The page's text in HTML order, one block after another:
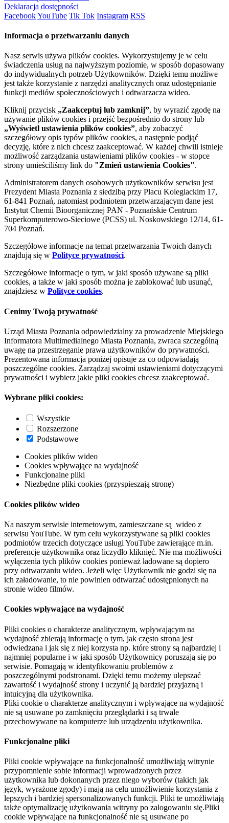
Deklaracja dostępności
FacebookYouTube Tik Tok Instagram RSS
Informacja o przetwarzaniu danych
Nasz serwis używa plików cookies. Wykorzystujemy je w celu
świadczenia usług na najwyższym poziomie, w sposób dopasowany
do indywidualnych potrzeb Użytkowników. Dzięki temu możliwe
jest także korzystanie z narzędzi analitycznych oraz udostępnianie
funkcji mediów społecznościowych i odtwarzacza wideo.
Kliknij przycisk „Zaakceptuj lub zamknij”, by wyrazić zgodę na
używanie plików cookies i przejść bezpośrednio do strony lub
„Wyświetl ustawienia plików cookies”, aby zobaczyć
szczegółowy opis typów plików cookies, a następnie podjąć
decyzję, które z nich chcesz zaakceptować. W każdej chwili istnieje
możliwość zarządzania ustawieniami plików cookies - w stopce
strony umieściliśmy link do "Zmień ustawienia Cookies".
Administratorem danych osobowych użytkowników serwisu jest
Prezydent Miasta Poznania z siedzibą przy Placu Kolegiackim 17,
61-841 Poznań, natomiast podmiotem przetwarzającym dane jest
Instytut Chemii Bioorganicznej PAN - Poznańskie Centrum
Superkomputerowo-Sieciowe (PCSS) ul. Noskowskiego 12/14, 61-
704 Poznań.
Szczegółowe informacje na temat przetwarzania Twoich danych
znajdują się w Polityce prywatności.
Szczegółowe informacje o tym, w jaki sposób używane są pliki
cookies, a także w jaki sposób można je zablokować lub usunąć,
znajdziesz w Polityce cookies.
Cenimy Twoją prywatność
Urząd Miasta Poznania odpowiedzialny za prowadzenie Miejskiego
Informatora Multimedialnego Miasta Poznania, zwraca szczególną
uwagę na przestrzeganie prawa użytkowników do prywatności.
Prezentowana informacja poniżej opisuje za co odpowiadają
poszczególne cookies. Zarządzaj swoimi ustawieniami dotyczącymi
prywatności i wybierz jakie pliki cookies chcesz zaakceptować.
Wybrane pliki cookies:
Wszystkie
Rozszerzone
Podstawowe
Cookies plików wideo
Cookies wpływające na wydajność
Funkcjonalne pliki
Niezbędne pliki cookies (przyspieszają stronę)
Cookies plików wideo
Na naszym serwisie internetowym, zamieszczane są wideo z
serwisu YouTube. W tym celu wykorzystywane są pliki cookies
podmiotów trzecich dotyczące usługi YouTube zawierające m.in.
preferencje użytkownika oraz liczydło kliknięć. Nie ma możliwości
wyłączenia tych plików cookies ponieważ ładowane są dopiero
przy odtwarzaniu wideo. Jeżeli więc Użytkownik nie godzi się na
ich załadowanie, to nie powinien odtwarzać udostępnionych na
stronie wideo filmów.
Cookies wpływające na wydajność
Pliki cookies o charakterze analitycznym, wpływającym na
wydajność zbierają informację o tym, jak często strona jest
odwiedzana i jak się z niej korzysta np. które strony są najbardziej i
najmniej popularne i w jaki sposób Użytkownicy poruszają się po
serwisie. Pomagają w identyfikowaniu problemów z
poszczególnymi podstronami. Dzięki temu możemy ulepszać
zawartość i wydajność strony i uczynić ją bardziej przyjazną i
intuicyjną dla użytkownika.
Pliki cookie o charakterze analitycznym i wpływające na wydajność
nie są usuwane po zamknięciu przeglądarki i są trwale
przechowywane na komputerze lub urządzeniu użytkownika.
Funkcjonalne pliki
Pliki cookie wpływające na funkcjonalność umożliwiają witrynie
przypomnienie sobie informacji wprowadzonych przez
użytkownika lub dokonanych przez niego wyborów (takich jak
język, wyrażone zgody) i mają na celu umożliwienie korzystania z
lepszych i bardziej spersonalizowanych funkcji. Pliki te umożliwiają
także optymalizację użytkowania witryny po zalogowaniu się.Pliki
cookie wpływające na funkcjonalność nie są usuwane po